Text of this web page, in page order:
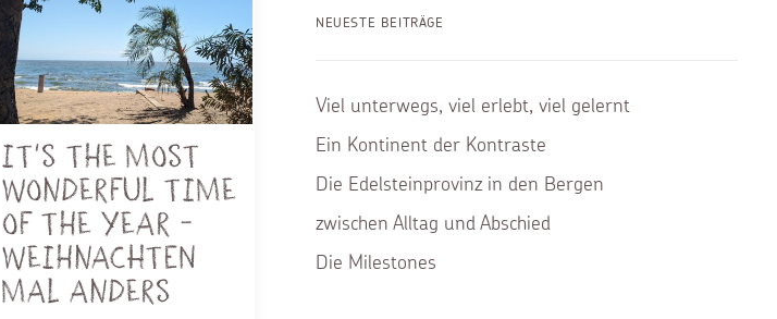
It's the most
wonderful time
of the year -
Weihnachten
mal anders
NEUESTE BEITRÄGE
Viel unterwegs, viel erlebt, viel gelernt
Ein Kontinent der Kontraste
Die Edelsteinprovinz in den Bergen
zwischen Alltag und Abschied
Die Milestones